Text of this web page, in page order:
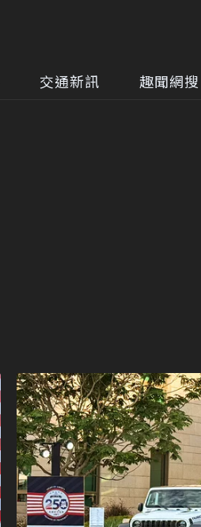
交通新訊 趣聞網搜